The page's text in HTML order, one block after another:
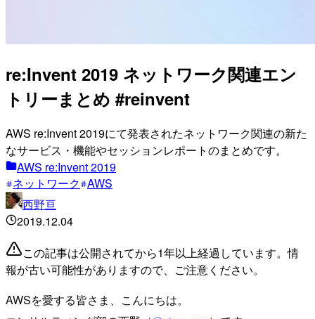
re:Invent 2019 ネットワーク関連エン
トリーまとめ #reinvent
AWS re:Invent 2019にて発表されたネットワーク関連の新た
なサービス・機能やセッションレポートのまとめです。
AWS re:Invent 2019
ネットワーク AWS
西野亘
2019.12.04
この記事は公開されてから1年以上経過しています。情
報が古い可能性がありますので、ご注意ください。
AWSを愛する皆さま、こんにちは。